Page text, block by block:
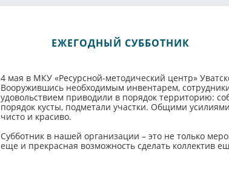
ЕЖЕГОДНЫЙ СУББОТНИК
4 мая в МКУ «Ресурсной-методический центр»
Вооружившись необходимым инвентарем,
удовольствием приводили в порядок территорию:
порядок кусты, подметали участки. Общими
чисто и красиво.
Субботник в нашей организации – это не только
еще и прекрасная возможность сделать коллектив